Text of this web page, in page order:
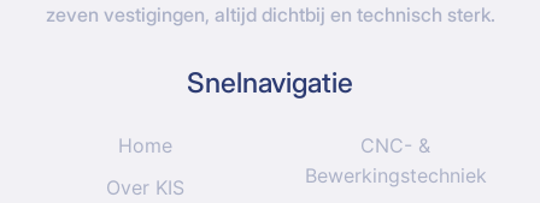
zeven vestigingen, altijd dichtbij en technisch sterk.
Snelnavigatie
Home
Over KIS
CNC- &
Bewerkingstechniek